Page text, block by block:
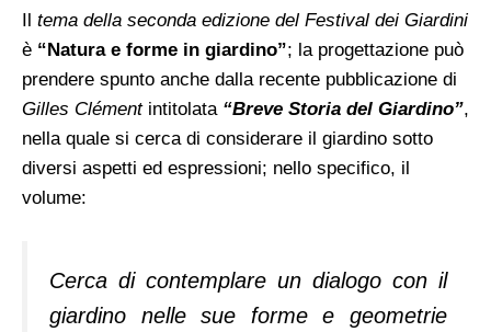
Il tema della seconda edizione del Festival dei Giardini
è “Natura e forme in giardino”; la progettazione può
prendere spunto anche dalla recente pubblicazione di
Gilles Clémentintitolata “Breve Storia del Giardino”,
nella quale si cerca di considerare il giardino sotto
diversi aspetti ed espressioni; nello specifico, il
volume:
Cerca di contemplare un dialogo con il
giardino nelle sue forme e geometrie